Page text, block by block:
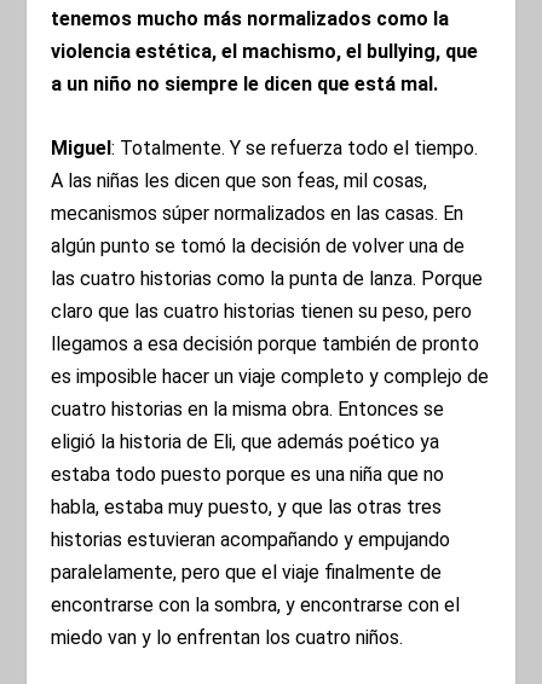
tenemos mucho más normalizados como la
violencia estética, el machismo, el bullying, que
a un niño no siempre le dicen que está mal.
Miguel: Totalmente. Y se refuerza todo el tiempo.
A las niñas les dicen que son feas, mil cosas,
mecanismos súper normalizados en las casas. En
algún punto se tomó la decisión de volver una de
las cuatro historias como la punta de lanza. Porque
claro que las cuatro historias tienen su peso, pero
llegamos a esa decisión porque también de pronto
es imposible hacer un viaje completo y complejo de
cuatro historias en la misma obra. Entonces se
eligió la historia de Eli, que además poético ya
estaba todo puesto porque es una niña que no
habla, estaba muy puesto, y que las otras tres
historias estuvieran acompañando y empujando
paralelamente, pero que el viaje finalmente de
encontrarse con la sombra, y encontrarse con el
miedo van y lo enfrentan los cuatro niños.